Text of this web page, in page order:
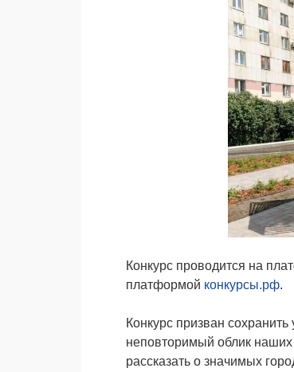
Конкурс проводится на
платформой конкурсы.рф.
Конкурс призван
неповторимый облик наших
рассказать о значимых